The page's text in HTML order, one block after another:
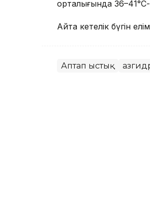
орталығында 36–41°С-
Айта кетелік бүгін
Аптап ыстық